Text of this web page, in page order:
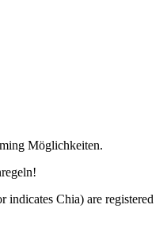
Möglichkeiten.
Chia) are registered